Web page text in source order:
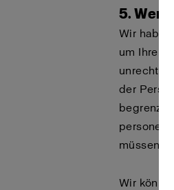
5. Wer
Wir
um Ihre
der
begrenzt.
müssen,
Wir